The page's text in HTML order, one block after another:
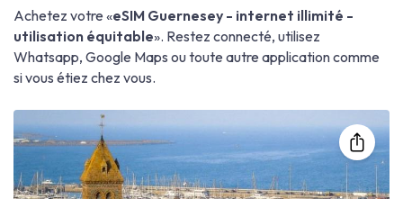
Achetez votre «eSIM Guernesey - internet illimité -
utilisation équitable». Restez connecté, utilisez
Whatsapp, Google Maps ou toute autre application comme
si vous étiez chez vous.